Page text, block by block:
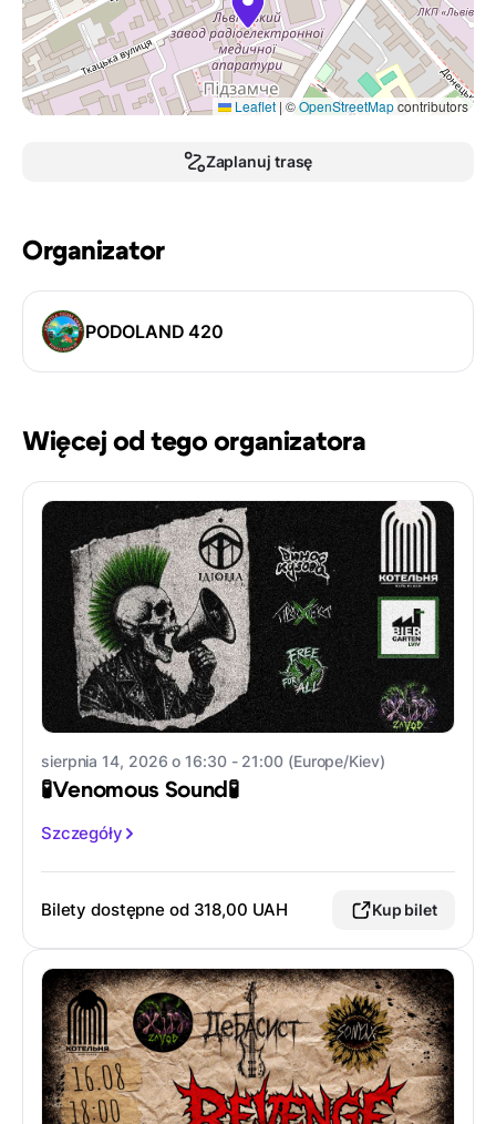
Leaflet | ©OpenStreetMapcontributors
Zaplanuj trasę
Organizator
PODOLAND 420
Więcej od tego organizatora
sierpnia 14, 2026 o 16:30 - 21:00 (Europe/Kiev)
🧪Venomous Sound🧪
Szczegóły
Bilety dostępne od 318,00 UAH Kup bilet